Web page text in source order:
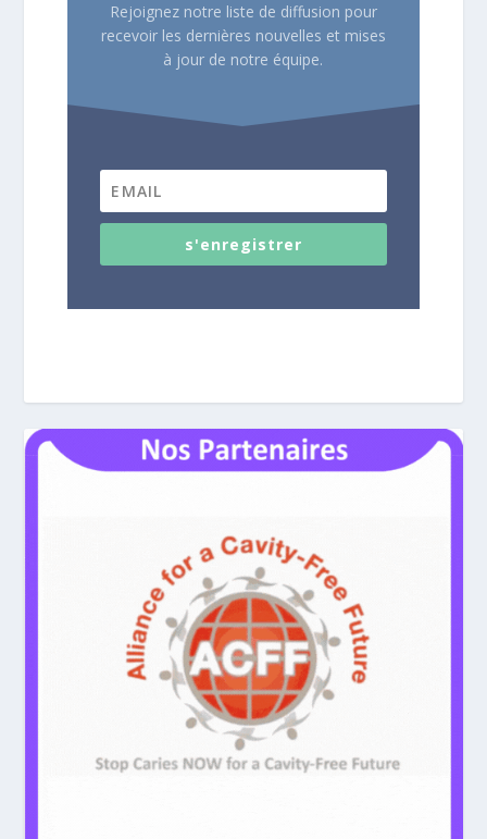
Rejoignez notre liste de diffusion pour
recevoir les dernières nouvelles et mises
à jour de notre équipe.
s'enregistrer